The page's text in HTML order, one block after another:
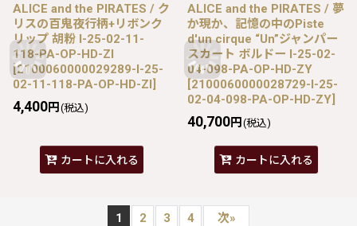
ALICE and the PIRATES / ク
リスの百鬼夜行柄+リボンク
リップ 胡粉 I-25-02-11-
118-PA-OP-HD-ZI
[2100060000029289-I-25-
02-11-118-PA-OP-HD-ZI]
4,400円 (税込)
カートに入れる
ALICE and the PIRATES / 夢
か現か、記憶の中のPiste
d'un cirque “Un”ジャンパー
スカート ボルドー I-25-02-
04-098-PA-OP-HD-ZY
[2100060000028729-I-25-
02-04-098-PA-OP-HD-ZY]
40,700円 (税込)
カートに入れる
1 2 3 4 次»